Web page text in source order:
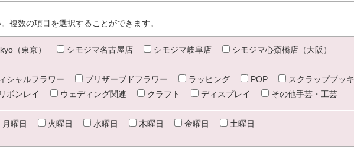
複数の項目を選択することができます。
（東京） シモジマ名古屋店 シモジマ岐阜店 シモジマ心斎橋店（大阪）
シャルフラワー プリザーブドフラワー ラッピング POP
スクラップブッ
ボンレイ
ウェディング関連 クラフト ディスプレイ その他手芸・工芸
月曜日 火曜日 水曜日 木曜日 金曜日 土曜日